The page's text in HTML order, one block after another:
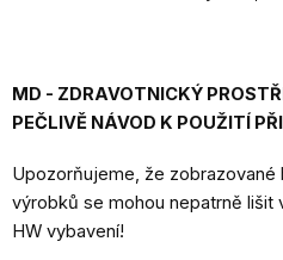
MD - ZDRAVOTNICKÝ
PEČLIVĚ NÁVOD K POUŽITÍ
Upozorňujeme, že zobrazované
výrobků se mohou nepatrně lišit
HW vybavení!